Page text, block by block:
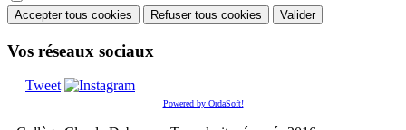
Accepter tous cookies Refuser tous cookies Valider
Vos réseaux sociaux
Tweet
Powered by OrdaSoft!